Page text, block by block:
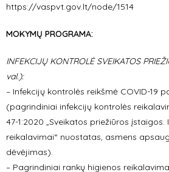
https://vaspvt.gov.lt/node/1514
MOKYMŲ PROGRAMA:
INFEKCIJŲ KONTROLĖ SVEIKATOS
val.):
– Infekcijų kontrolės reikšmė COVID-19
(pagrindiniai infekcijų kontrolės
47-1:2020 „Sveikatos priežiūros
reikalavimai“ nuostatas, asmens
dėvėjimas).
– Pagrindiniai rankų higienos